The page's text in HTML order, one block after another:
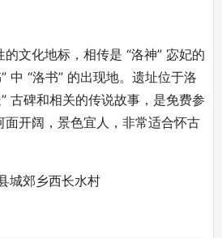
文化地标，相传是 “洛神” 宓妃的
中 “洛书” 的出现地。遗址位于洛
古碑和相关的传说故事，是免费参
面开阔，景色宜人，非常适合怀古
城郊乡西长水村